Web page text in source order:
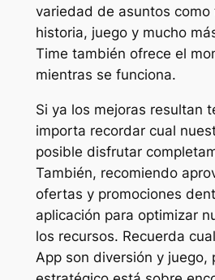
variedad de asuntos como
historia, juego y mucho
Time también ofrece el
mientras se funciona.
Si ​ya los ⁣mejoras resultan
importa recordar ⁤cual
posible disfrutar
También, ‍recomiendo⁢
ofertas y promociones
aplicación para optimizar
‍los recursos. Recuerda
App son diversión y juego,